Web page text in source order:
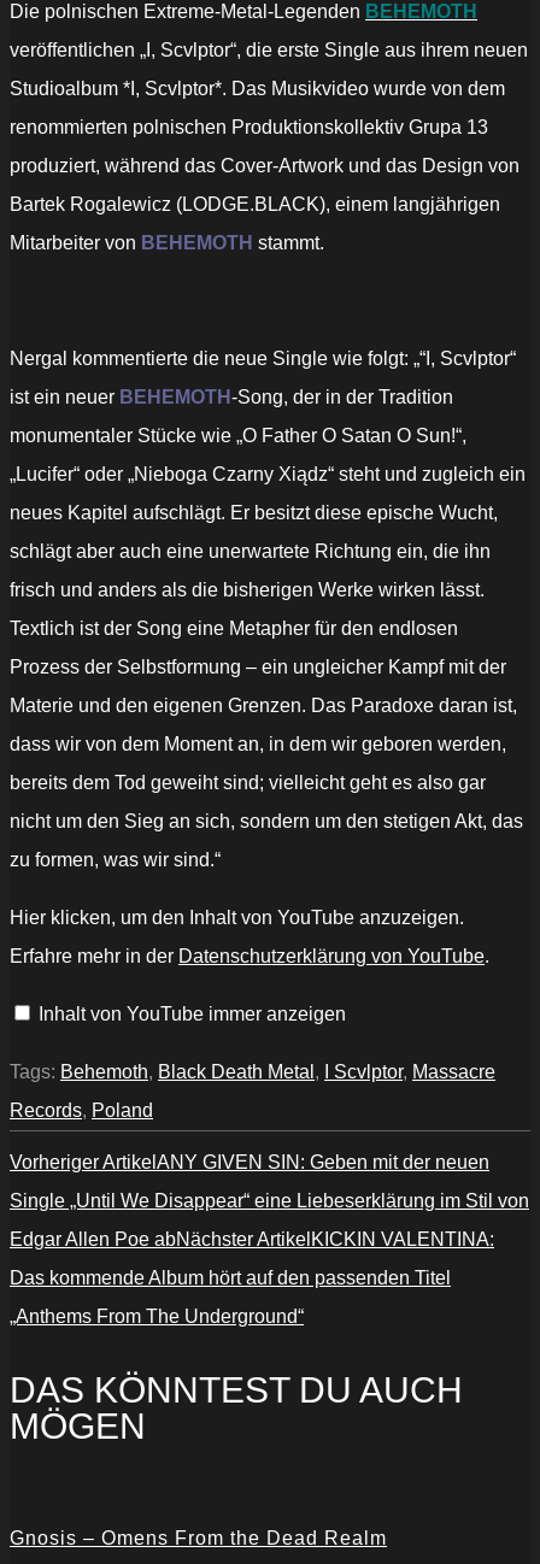
Die polnischen Extreme-Metal-Legenden BEHEMOTH
veröffentlichen „I, Scvlptor“, die erste Single aus ihrem neuen
Studioalbum *I, Scvlptor*. Das Musikvideo wurde von dem
renommierten polnischen Produktionskollektiv Grupa 13
produziert, während das Cover-Artwork und das Design von
Bartek Rogalewicz (LODGE.BLACK), einem langjährigen
Mitarbeiter von BEHEMOTH stammt.
Nergal kommentierte die neue Single wie folgt: „“I, Scvlptor“
ist ein neuer BEHEMOTH -Song, der in der Tradition
monumentaler Stücke wie „O Father O Satan O Sun!“,
„Lucifer“ oder „Nieboga Czarny Xiądz“ steht und zugleich ein
neues Kapitel aufschlägt. Er besitzt diese epische Wucht,
schlägt aber auch eine unerwartete Richtung ein, die ihn
frisch und anders als die bisherigen Werke wirken lässt.
Textlich ist der Song eine Metapher für den endlosen
Prozess der Selbstformung – ein ungleicher Kampf mit der
Materie und den eigenen Grenzen. Das Paradoxe daran ist,
dass wir von dem Moment an, in dem wir geboren werden,
bereits dem Tod geweiht sind; vielleicht geht es also gar
nicht um den Sieg an sich, sondern um den stetigen Akt, das
zu formen, was wir sind.“
„BEHEMOTH
–
Scvlptor
Video)“
anzeigen
Hier klicken, um den Inhalt von YouTube anzuzeigen.
Erfahre mehr in der Datenschutzerklärung von YouTube.
Inhalt von YouTube immer anzeigen
Tags: Behemoth, Black Death Metal , I Scvlptor, Massacre
Records, Poland
Vorheriger Artikel ANY GIVEN SIN: Geben mit der neuen
Single „Until We Disappear“ eine Liebeserklärung im Stil von
Edgar Allen Poe abNächster Artikel KICKIN VALENTINA:
Das kommende Album hört auf den passenden Titel
„Anthems From The Underground“
DAS KÖNNTEST DU AUCH
MÖGEN
Gnosis – Omens From the Dead Realm